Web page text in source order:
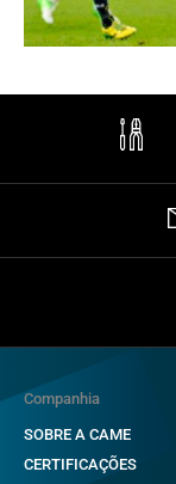
Companhia
SOBRE A CAME
CERTIFICAÇÕES